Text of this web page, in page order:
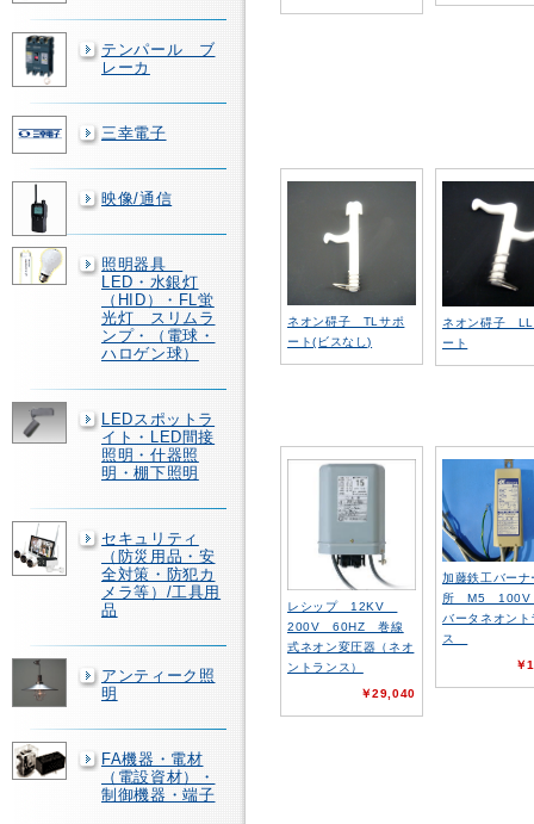
テンパール ブ
レーカ
三幸電子
映像/通信
照明器具
LED・水銀灯
（HID）・FL蛍
光灯 スリムラ
ンプ・（電球・
ハロゲン球）
LEDスポットラ
イト・LED間接
照明・什器照
明・棚下照明
セキュリティ
（防災用品・安
全対策・防犯カ
メラ等）/工具用
品
アンティーク照
明
FA機器・電材
（電設資材）・
制御機器・端子
ネオン碍子 TLサポ
ート(ビスなし)
ネオン碍子 LL
ート
レシップ 12KV
200V 60HZ 巻線
式ネオン変圧器（ネオ
ントランス）
￥29,040
加藤鉄工バーナ
所 M5 100V
バータネオント
ス
￥